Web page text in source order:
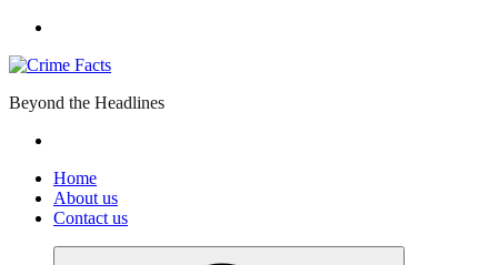
Beyond the Headlines
Home
About us
Contact us